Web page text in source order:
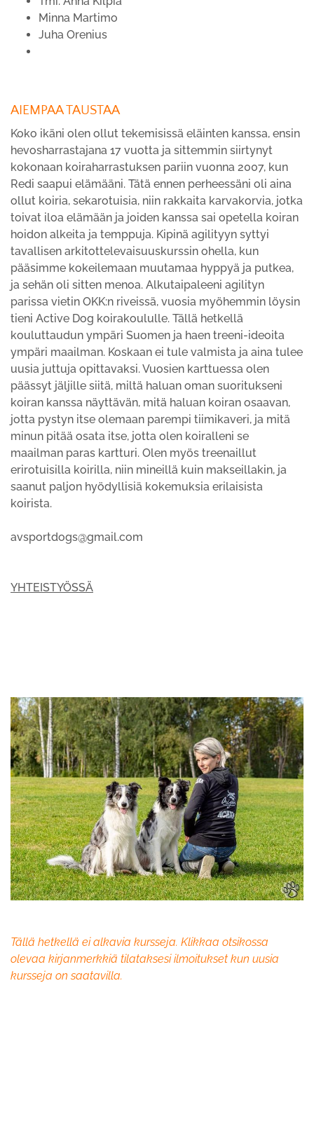
Minna Martimo
Juha Orenius
AIEMPAA TAUSTAA
Koko ikäni olen ollut tekemisissä eläinten kanssa, ensin
hevosharrastajana 17 vuotta ja sittemmin siirtynyt
kokonaan koiraharrastuksen pariin vuonna 2007, kun
Redi saapui elämääni. Tätä ennen perheessäni oli aina
ollut koiria, sekarotuisia, niin rakkaita karvakorvia, jotka
toivat iloa elämään ja joiden kanssa sai opetella koiran
hoidon alkeita ja temppuja. Kipinä agilityyn syttyi
tavallisen arkitottelevaisuuskurssin ohella, kun
pääsimme kokeilemaan muutamaa hyppyä ja putkea,
ja sehän oli sitten menoa. Alkutaipaleeni agilityn
parissa vietin OKK:n riveissä, vuosia myöhemmin löysin
tieni Active Dog koirakoululle. Tällä hetkellä
kouluttaudun ympäri Suomen ja haen treeni-ideoita
ympäri maailman. Koskaan ei tule valmista ja aina tulee
uusia juttuja opittavaksi. Vuosien karttuessa olen
päässyt jäljille siitä, miltä haluan oman suoritukseni
koiran kanssa näyttävän, mitä haluan koiran osaavan,
jotta pystyn itse olemaan parempi tiimikaveri, ja mitä
minun pitää osata itse, jotta olen koiralleni se
maailman paras kartturi. Olen myös treenaillut
erirotuisilla koirilla, niin mineillä kuin makseillakin, ja
saanut paljon hyödyllisiä kokemuksia erilaisista
koirista.
avsportdogs@gmail.com
YHTEISTYÖSSÄ
Tällä hetkellä ei alkavia kursseja. Klikkaa otsikossa
olevaa kirjanmerkkiä tilataksesi ilmoitukset kun uusia
kursseja on saatavilla.